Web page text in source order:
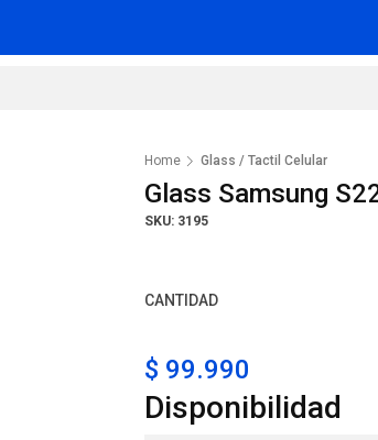
Home Glass / Tactil Celular
Glass Samsung
SKU: 3195
CANTIDAD
$ 99.990
Disponibilidad